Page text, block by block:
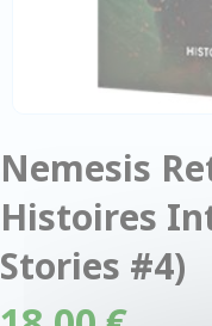
Nemesis
Histoires
Stories #4)